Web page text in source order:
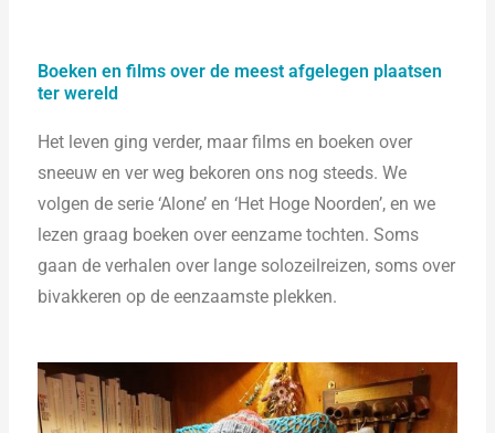
Boeken en films over de meest afgelegen plaatsen
ter wereld
Het leven ging verder, maar films en boeken over
sneeuw en ver weg bekoren ons nog steeds. We
volgen de serie ‘Alone’ en ‘Het Hoge Noorden’, en we
lezen graag boeken over eenzame tochten. Soms
gaan de verhalen over lange solozeilreizen, soms over
bivakkeren op de eenzaamste plekken.